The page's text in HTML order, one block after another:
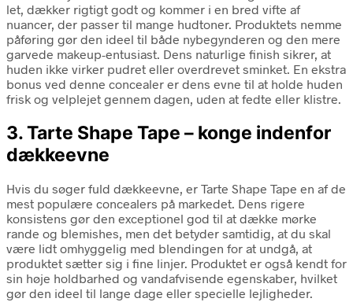
let, dækker rigtigt godt og kommer i en bred vifte af
nuancer, der passer til mange hudtoner. Produktets nemme
påføring gør den ideel til både nybegynderen og den mere
garvede makeup-entusiast. Dens naturlige finish sikrer, at
huden ikke virker pudret eller overdrevet sminket. En ekstra
bonus ved denne concealer er dens evne til at holde huden
frisk og velplejet gennem dagen, uden at fedte eller klistre.
3. Tarte Shape Tape – konge indenfor
dækkeevne
Hvis du søger fuld dækkeevne, er Tarte Shape Tape en af de
mest populære concealers på markedet. Dens rigere
konsistens gør den exceptionel god til at dække mørke
rande og blemishes, men det betyder samtidig, at du skal
være lidt omhyggelig med blendingen for at undgå, at
produktet sætter sig i fine linjer. Produktet er også kendt for
sin høje holdbarhed og vandafvisende egenskaber, hvilket
gør den ideel til lange dage eller specielle lejligheder.